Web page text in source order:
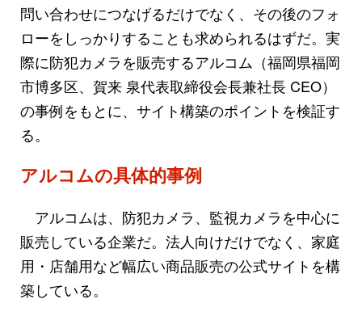
問い合わせにつなげるだけでなく、その後のフォ
ローをしっかりすることも求められるはずだ。実
際に防犯カメラを販売するアルコム（福岡県福岡
市博多区、賀来 泉代表取締役会長兼社長 CEO）
の事例をもとに、サイト構築のポイントを検証す
る。
アルコムの具体的事例
アルコムは、防犯カメラ、監視カメラを中心に
販売している企業だ。法人向けだけでなく、家庭
用・店舗用など幅広い商品販売の公式サイトを構
築している。